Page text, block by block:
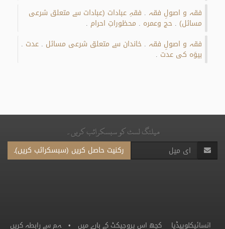
فقہ و اصولِ فقہ فقہِ عبادات (عبادات سے متعلق شرعی
مسائل) حج وعمرہ محظوراتِ احرام
فقہ و اصولِ فقہ خاندان سے متعلق شرعی مسائل عدت
بیوَہ کی عدت
میلنگ لسٹ کو سبسکرائب کریں۔
رکنیت حاصل کریں (سبسکرائب کریں)۔
کچھ اس پروجیکٹ کے بارے میں • ہم سے رابطہ کریں انسائیکلوپیڈیا